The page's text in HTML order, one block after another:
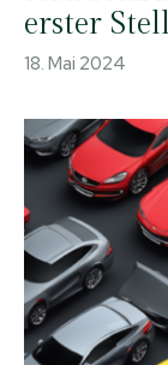
erster
18. Mai 2024